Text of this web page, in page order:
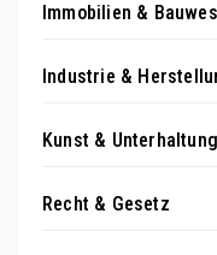
Immobilien &
Industrie &
Kunst & Unterhaltung
Recht & Gesetz